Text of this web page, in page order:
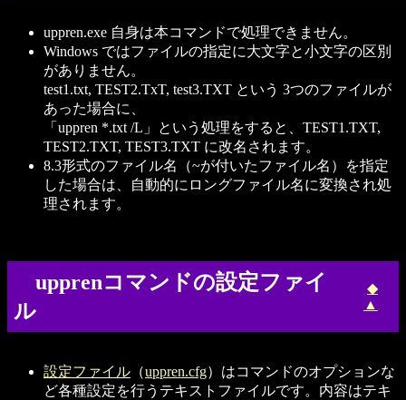
uppren.exe 自身は本コマンドで処理できません。
Windows ではファイルの指定に大文字と小文字の区別
がありません。
test1.txt, TEST2.TxT, test3.TXT という 3つのファイルが
あった場合に、
「uppren *.txt /L」という処理をすると、TEST1.TXT,
TEST2.TXT, TEST3.TXT に改名されます。
8.3形式のファイル名（~が付いたファイル名）を指定
した場合は、自動的にロングファイル名に変換され処
理されます。
upprenコマンドの設定ファイ
ル
◆
▲
設定ファイル （uppren.cfg）はコマンドのオプションな
ど各種設定を行うテキストファイルです。内容はテキ